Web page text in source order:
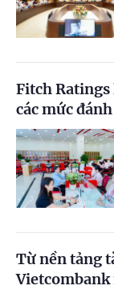
Fitch Ratings
các mức
Từ nền tảng